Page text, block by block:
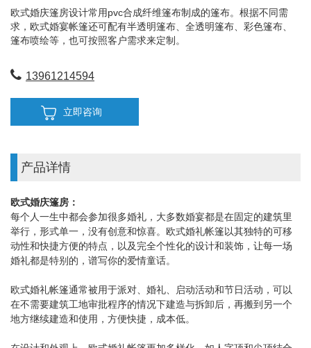
欧式婚庆篷房设计常用pvc合成纤维篷布制成的篷布。根据不同需
求，欧式婚宴帐篷还可配有半透明篷布、全透明篷布、彩色篷布、
篷布喷绘等，也可按照客户需求来定制。
13961214594
立即咨询
产品详情
欧式婚庆篷房：
每个人一生中都会参加很多婚礼，大多数婚宴都是在固定的建筑里
举行，形式单一，没有创意和惊喜。欧式婚礼帐篷以其独特的可移
动性和快捷方便的特点，以及完全个性化的设计和装饰，让每一场
婚礼都是特别的，谱写你的爱情童话。
欧式婚礼帐篷通常被用于派对、婚礼、启动活动和节日活动，可以
在不需要建筑工地审批程序的情况下建造与拆卸后，再搬到另一个
地方继续建造和使用，方便快捷，成本低。